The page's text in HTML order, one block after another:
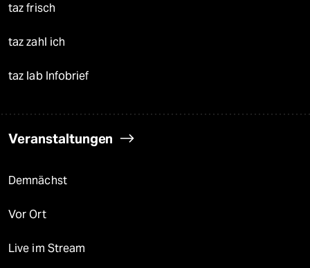
taz frisch
taz zahl ich
taz lab Infobrief
Veranstaltungen
Demnächst
Vor Ort
Live im Stream